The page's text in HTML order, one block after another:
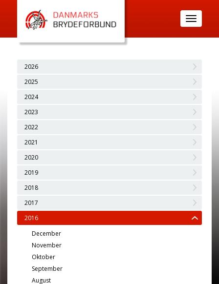
Toggle
navigation
2026
2025
2024
2023
2022
2021
2020
2019
2018
2017
2016
December
November
Oktober
September
August